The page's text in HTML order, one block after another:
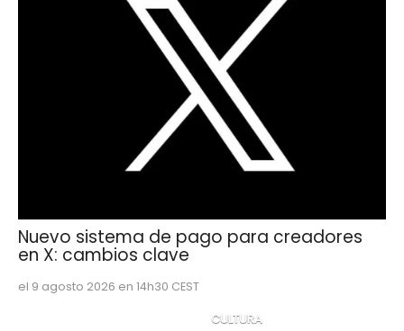
Nuevo sistema de pago para creadores
en X: cambios clave
el 9 agosto 2026 en 14h30 CEST
CULTURA